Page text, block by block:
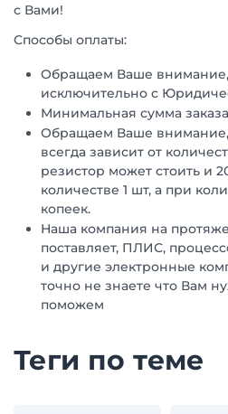
с Вами!
Способы оплаты:
Обращаем Ваше
исключительно с
Минимальная сумма
Обращаем Ваше внимание,
всегда зависит от
резистор может стоить и
количестве 1 шт, а при
копеек.
Наша компания на
поставляет, ПЛИС,
и другие электронные
точно не знаете что Вам
поможем
Теги по теме